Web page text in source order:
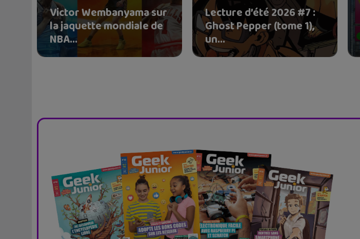
Victor Wembanyama sur
la jaquette mondiale de
NBA...
Lecture d’été 2026 #7 :
Ghost Pepper (tome 1),
un...